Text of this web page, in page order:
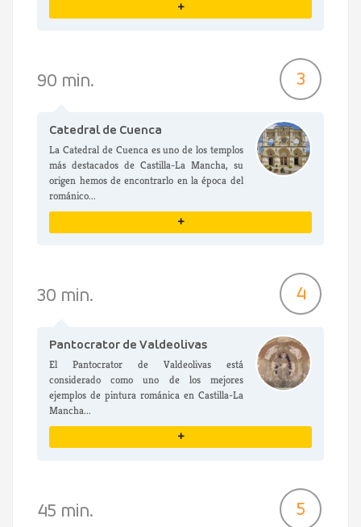
+
90 min. 3
Catedral de Cuenca
La Catedral de Cuenca es uno de los templos
más destacados de Castilla-La Mancha, su
origen hemos de encontrarlo en la época del
románico...
+
30 min. 4
Pantocrator de Valdeolivas
El Pantocrator de Valdeolivas está
considerado como uno de los mejores
ejemplos de pintura románica en Castilla-La
Mancha...
+
45 min. 5